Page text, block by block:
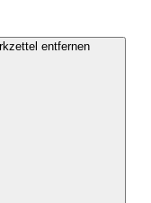
entfernen